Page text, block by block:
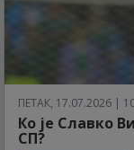
ПЕТАК, 17.07.2026 |
Ко је Славко
СП?